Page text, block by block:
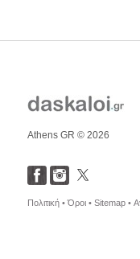
Athens GR © 2026
Πολιτική •Όροι • Sitemap •